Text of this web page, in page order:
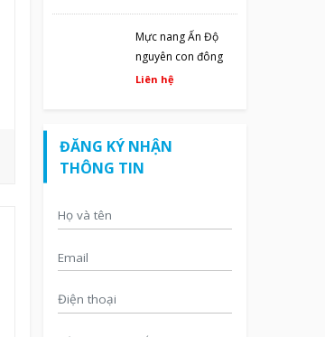
Mực nang Ấn Độ
nguyên con đông
lạnh 10kg
Liên hệ
ĐĂNG KÝ NHẬN
THÔNG TIN